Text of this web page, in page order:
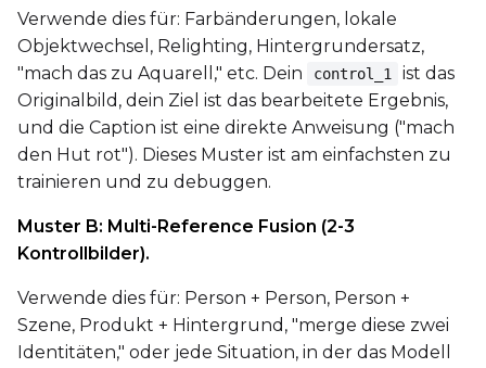
Width
Height
Seed
LoRA Scale
Verwende dies für: Farbänderungen, lokale
Objektwechsel, Relighting, Hintergrundersatz,
"mach das zu Aquarell," etc. Dein
control_1
ist das
Originalbild, dein Ziel ist das bearbeitete Ergebnis,
und die Caption ist eine direkte Anweisung ("mach
den Hut rot"). Dieses Muster ist am einfachsten zu
trainieren und zu debuggen.
Muster B: Multi-Reference Fusion (2-3
Kontrollbilder).
Verwende dies für: Person + Person, Person +
Szene, Produkt + Hintergrund, "merge diese zwei
Identitäten," oder jede Situation, in der das Modell